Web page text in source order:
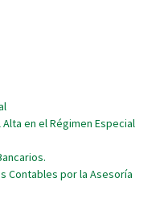
en el Régimen Especial
Contables por la Asesoría